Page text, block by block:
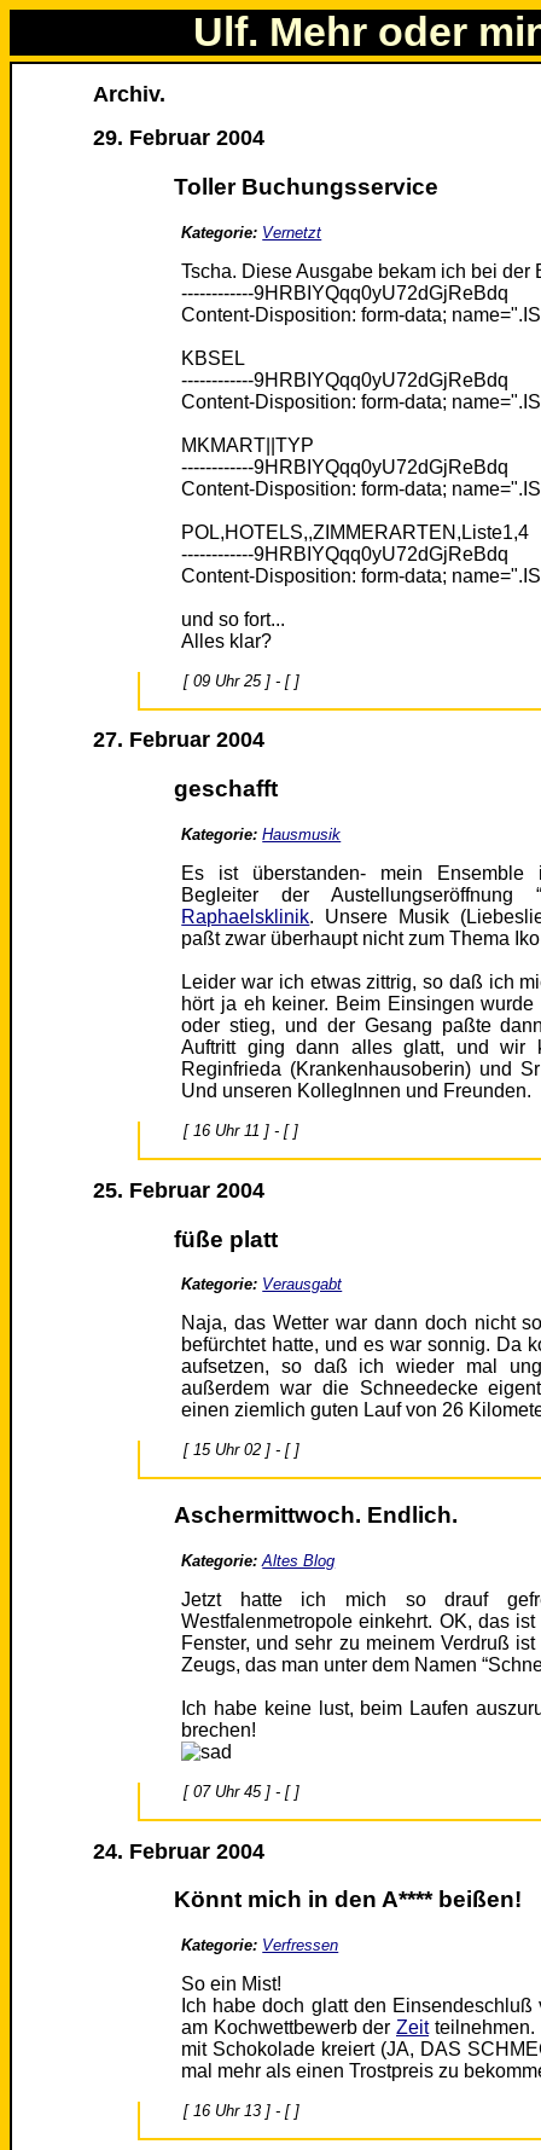
Ulf. Mehr oder
Archiv.
29. Februar 2004
Toller Buchungsservice
Kategorie: Vernetzt
Tscha. Diese Ausgabe bekam ich bei der
------------9HRBIYQqq0yU72dGjReBdq
Content-Disposition: form-data;
KBSEL
------------9HRBIYQqq0yU72dGjReBdq
Content-Disposition: form-data;
MKMART||TYP
------------9HRBIYQqq0yU72dGjReBdq
Content-Disposition: form-data;
POL,HOTELS,,ZIMMERARTEN,Liste1,4
------------9HRBIYQqq0yU72dGjReBdq
Content-Disposition: form-data;
und so fort...
Alles klar?
[ 09 Uhr 25 ] - [ ]
27. Februar 2004
geschafft
Kategorie: Hausmusik
Es ist überstanden- mein Ensemble
Begleiter der
Raphaelsklinik. Unsere Musik
paßt zwar überhaupt nicht zum Thema
Leider war ich etwas zittrig, so daß ich
hört ja eh keiner. Beim Einsingen
oder stieg, und der Gesang paßte
Auftritt ging dann alles glatt, und wir
Reginfrieda (Krankenhausoberin) und
Und unseren KollegInnen und Freunden.
[ 16 Uhr 11 ] - [ ]
25. Februar 2004
füße platt
Kategorie: Verausgabt
Naja, das Wetter war dann doch nicht
befürchtet hatte, und es war sonnig. Da
aufsetzen, so daß ich wieder mal
außerdem war die Schneedecke
einen ziemlich guten Lauf von 26
[ 15 Uhr 02 ] - [ ]
Aschermittwoch. Endlich.
Kategorie: Altes Blog
Jetzt hatte ich mich so drauf
Westfalenmetropole einkehrt. OK, das
Fenster, und sehr zu meinem Verdruß
Zeugs, das man unter dem Namen
Ich habe keine lust, beim Laufen
brechen!
[ 07 Uhr 45 ] - [ ]
24. Februar 2004
Könnt mich in den A**** beißen!
Kategorie: Verfressen
So ein Mist!
Ich habe doch glatt den
am Kochwettbewerb der Zeitteilnehmen.
mit Schokolade kreiert (JA, DAS
mal mehr als einen Trostpreis zu
[ 16 Uhr 13 ] - [ ]